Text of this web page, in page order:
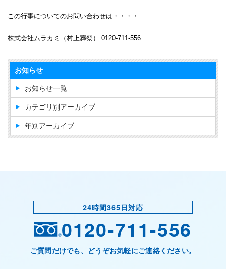
この行事についてのお問い合わせは・・・・
株式会社ムラカミ（村上葬祭） 0120-711-556
お知らせ
お知らせ一覧
カテゴリ別アーカイブ
年別アーカイブ
24時間365日対応
0120-711-556
ご質問だけでも、どうぞお気軽にご連絡ください。